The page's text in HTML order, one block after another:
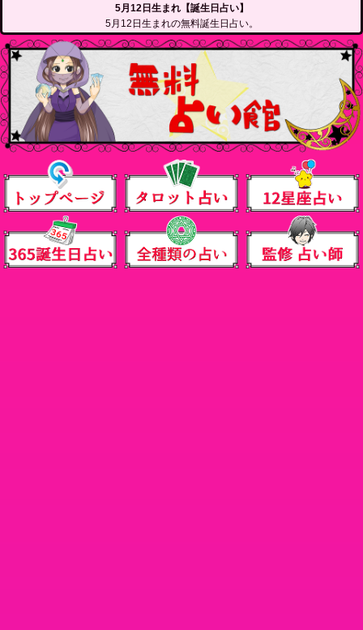
5月12日生まれ【誕生日占い】
5月12日生まれの無料誕生日占い。